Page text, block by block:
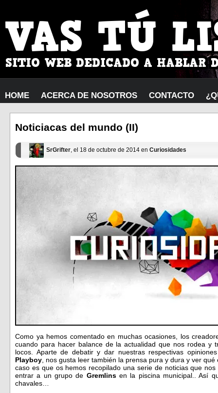
HOME ACERCA DE NOSOTROS CONTACTO
Noticiacas del mundo (II)
SrGrifter, el 18 de octubre de 2014 en Curiosidades
Como ya hemos comentado en muchas ocasiones, los
cuando para hacer balance de la actualidad que nos rodea y
locos. Aparte de debatir y dar nuestras respectivas
Playboy , nos gusta leer también la prensa pura y dura y ver
caso es que os hemos recopilado una serie de noticias que
entrar a un grupo de Gremlinsen la piscina municipal.. Así
chavales…